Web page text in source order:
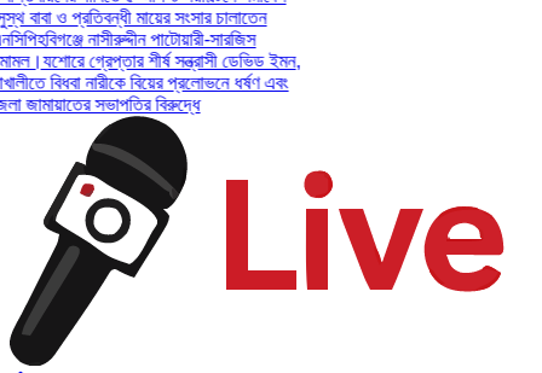
বাবা ও প্রতিবন্ধী মায়ের সংসার চালাতেন
হবিগঞ্জে নাসীরুদ্দীন পাটোয়ারী-সারজিস
যশোরে গ্রেপ্তার শীর্ষ সন্ত্রাসী ডেভিড ইমন,
বিধবা নারীকে বিয়ের প্রলোভনে ধর্ষণ এবং
সভাপতির বিরুদ্ধে